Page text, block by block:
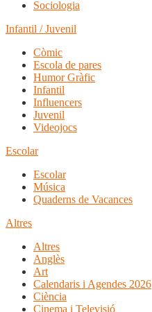
Sociologia
Infantil / Juvenil
Còmic
Escola de pares
Humor Gràfic
Infantil
Influencers
Juvenil
Videojocs
Escolar
Escolar
Música
Quaderns de Vacances
Altres
Altres
Anglès
Art
Calendaris i Agendes 2026
Ciència
Cinema i Televisió